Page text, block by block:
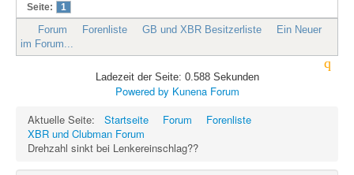
Seite: 1
Forum Forenliste GB und XBR Besitzerliste
Ein Neuer
im Forum...
Ladezeit der Seite: 0.588 Sekunden
Powered by Kunena Forum
Aktuelle Seite:
Startseite Forum
Forenliste
XBR und Clubman Forum
Drehzahl sinkt bei Lenkereinschlag??